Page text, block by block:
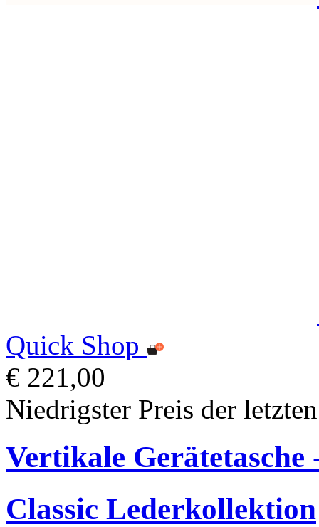
Quick Shop
€ 221,00
Niedrigster Preis der
Vertikale Gerätetasche
Classic Lederkollektion